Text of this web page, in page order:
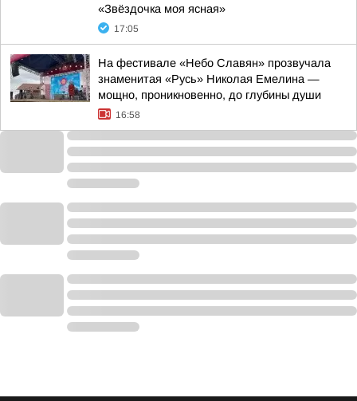
«Звёздочка моя ясная»
17:05
На фестивале «Небо Славян» прозвучала
знаменитая «Русь» Николая Емелина —
мощно, проникновенно, до глубины души
16:58